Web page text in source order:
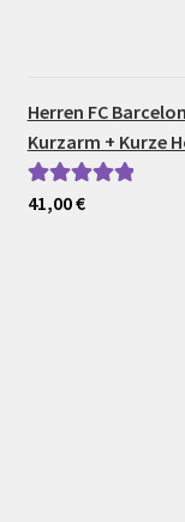
Herren FC
Kurzarm + Kurze
Bewertet mit
41,00€